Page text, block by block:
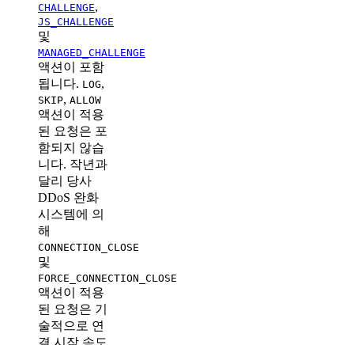
CHALLENGE,
JS_CHALLENGE
및
MANAGED_CHALLENGE
액션이 포함
됩니다. LOG,
SKIP, ALLOW
액션이 적용
된 요청은 포
함되지 않습
니다. 작년과
달리 당사
DDoS 완화
시스템에 의
해
CONNECTION_CLOSE
및
FORCE_CONNECTION_CLOSE
액션이 적용
된 요청은 기
술적으로 연
결 시작 속도